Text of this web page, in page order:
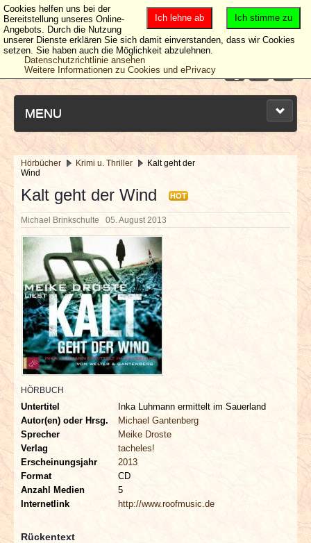
MENU
NEUESTE ARTIKEL
NEWS & DATES
BERICHTE
VERLOSUNGEN
INTERVIEWS
SPECIALS
REDAKTION
LINKS
ARCHIV
Hörbücher Krimi u. Thriller
Kalt geht der
Wind
Kalt geht der Wind HOT
Michael Brinkschulte 05. August 2013
HÖRBUCH
Untertitel
Inka Luhmann ermittelt im Sauerland
Autor(en) oder Hrsg.
Michael Gantenberg
Sprecher
Meike Droste
Verlag
tacheles!
Erscheinungsjahr
2013
Format
CD
Anzahl Medien
5
Internetlink
http://www.roofmusic.de
Rückentext
Ich stimme zu
Ich lehne ab
Cookies helfen uns bei der
Bereitstellung unseres Online-
Angebots. Durch die Nutzung
unserer Dienste erklären Sie sich damit einverstanden, dass wir Cookies
setzen. Sie haben auch die Möglichkeit abzulehnen.
Datenschutzrichtlinie ansehen
Weitere Informationen zu Cookies und ePrivacy